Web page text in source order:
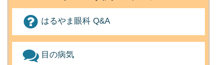
はるやま眼科 Q&A
目の病気